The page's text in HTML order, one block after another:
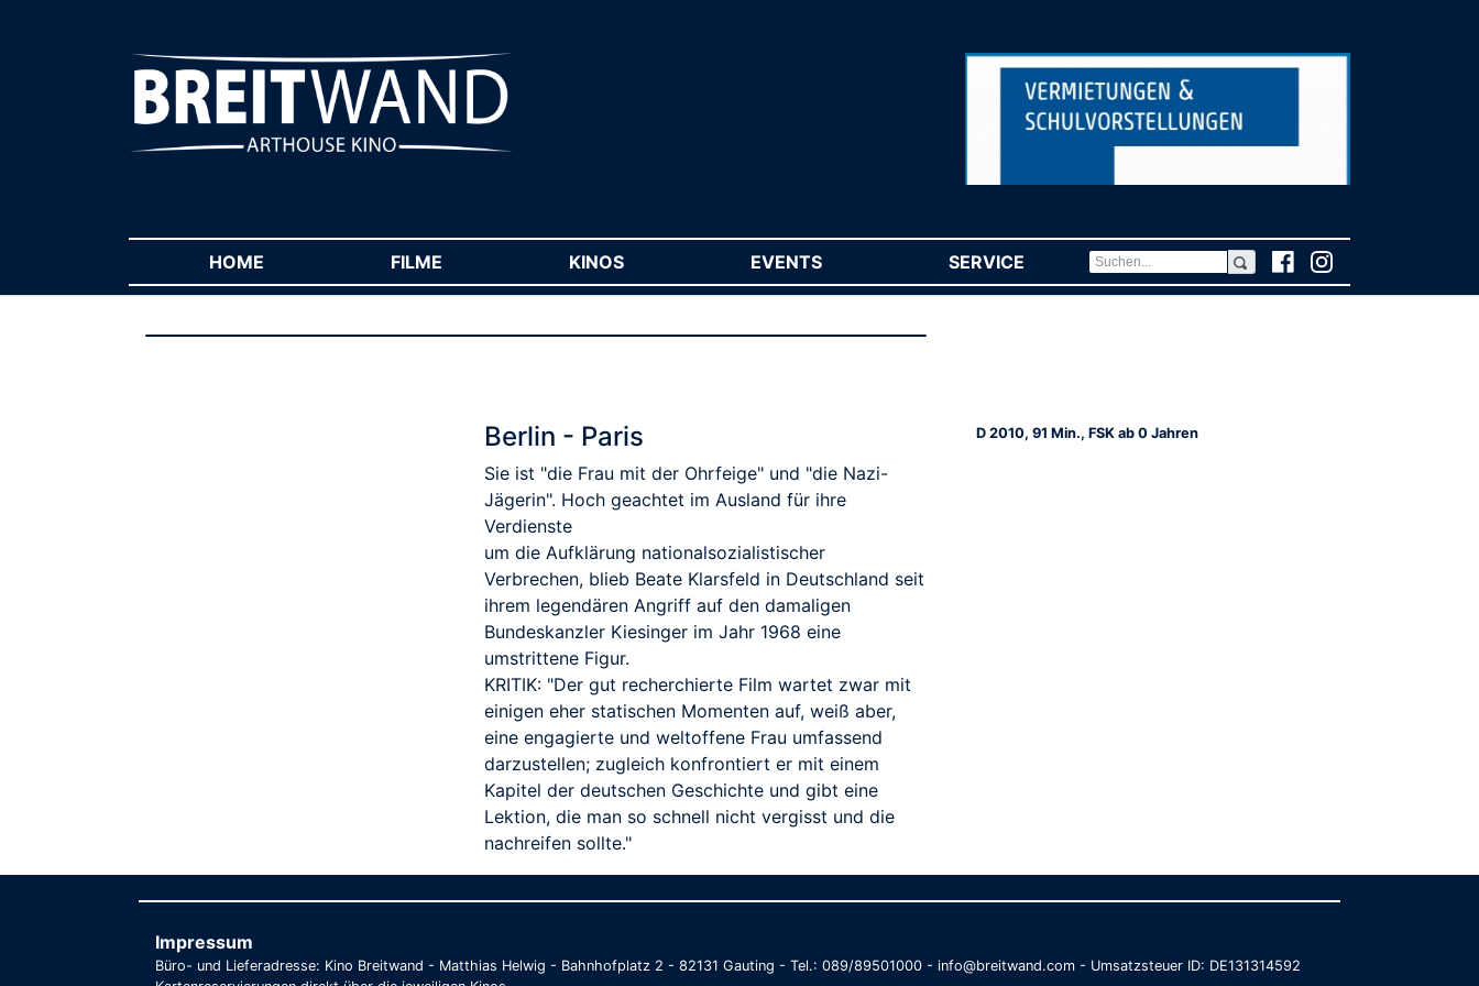
HOME FILME KINOS EVENTS SERVICE (CURRENT)
Berlin - Paris
Sie ist "die Frau mit der Ohrfeige" und "die Nazi-
Jägerin". Hoch geachtet im Ausland für ihre
Verdienste
um die Aufklärung nationalsozialistischer
Verbrechen, blieb Beate Klarsfeld in Deutschland seit
ihrem legendären Angriff auf den damaligen
Bundeskanzler Kiesinger im Jahr 1968 eine
umstrittene Figur.
KRITIK: "Der gut recherchierte Film wartet zwar mit
einigen eher statischen Momenten auf, weiß aber,
eine engagierte und weltoffene Frau umfassend
darzustellen; zugleich konfrontiert er mit einem
Kapitel der deutschen Geschichte und gibt eine
Lektion, die man so schnell nicht vergisst und die
nachreifen sollte."
D 2010, 91 Min., FSK ab 0 Jahren
Impressum
Büro- und Lieferadresse: Kino Breitwand - Matthias Helwig - Bahnhofplatz 2 - 82131 Gauting - Tel.: 089/89501000 - info@breitwand.com - Umsatzsteuer ID: DE131314592